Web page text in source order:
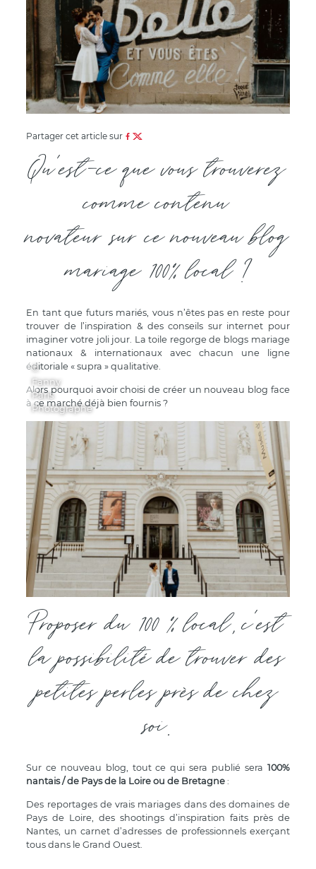
Partager cet article sur
Qu’est-ce que vous trouverez
comme contenu
novateur sur ce nouveau blog
mariage 100% local ?
En tant que futurs mariés, vous n’êtes pas en reste pour
trouver de l’inspiration & des conseils sur internet pour
imaginer votre joli jour. La toile regorge de blogs mariage
nationaux & internationaux avec chacun une ligne
éditoriale « supra » qualitative.
Alors pourquoi avoir choisi de créer un nouveau blog face
à ce marché déjà bien fournis ?
©
Fanny
Paris
Photographe
Proposer du 100 % local, c’est
la possibilité de trouver des
petites perles près de chez
soi.
Sur ce nouveau blog, tout ce qui sera publié sera 100%
nantais / de Pays de la Loire ou de Bretagne :
Des reportages de vrais mariages dans des domaines de
Pays de Loire, des shootings d’inspiration faits près de
Nantes, un carnet d’adresses de professionnels exerçant
tous dans le Grand Ouest.